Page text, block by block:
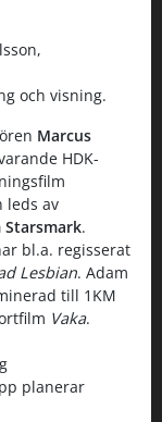
och visning.
Marcus
HDK-
leds av
Starsmark.
bl.a. regisserat
Lesbian. Adam
till 1KM
Vaka.
planerar